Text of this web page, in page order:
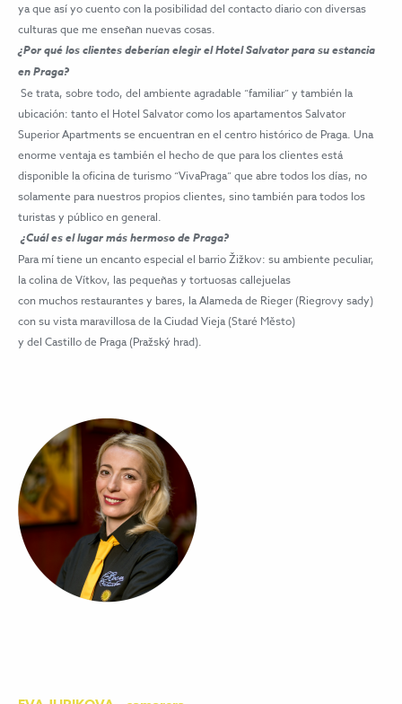
ya que así yo cuento con la posibilidad del contacto diario con diversas
culturas que me enseñan nuevas cosas.
¿Por qué los clientes deberían elegir el Hotel Salvator para su estancia
en Praga?
Se trata, sobre todo, del ambiente agradable “familiar” y también la
ubicación: tanto el Hotel Salvator como los apartamentos Salvator
Superior Apartments se encuentran en el centro histórico de Praga. Una
enorme ventaja es también el hecho de que para los clientes está
disponible la oficina de turismo “VivaPraga” que abre todos los días, no
solamente para nuestros propios clientes, sino también para todos los
turistas y público en general.
¿Cuál es el lugar más hermoso de Praga?
Para mí tiene un encanto especial el barrio Žižkov: su ambiente peculiar,
la colina de Vítkov, las pequeñas y tortuosas callejuelas
con muchos restaurantes y bares, la Alameda de Rieger (Riegrovy sady)
con su vista maravillosa de la Ciudad Vieja (Staré Město)
y del Castillo de Praga (Pražský hrad).